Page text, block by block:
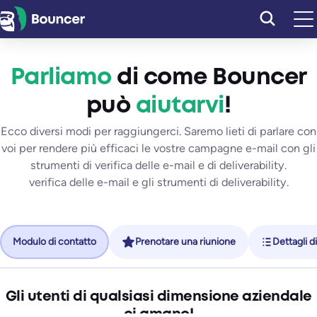
Vai
al
Parliamodi come Bouncer
può aiutarvi!
Ecco diversi modi per raggiungerci. Saremo lieti di parlare con
voi per rendere più efficaci le vostre campagne e-mail con gli
strumenti di verifica delle e-mail e di deliverability.
verifica delle e-mail e gli strumenti di deliverability.
Modulo di contatto Prenotare una riunione Dettagli
Gli utenti di qualsiasi dimensione aziendale